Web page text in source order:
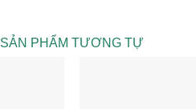
SẢN PHẨM TƯƠNG TỰ